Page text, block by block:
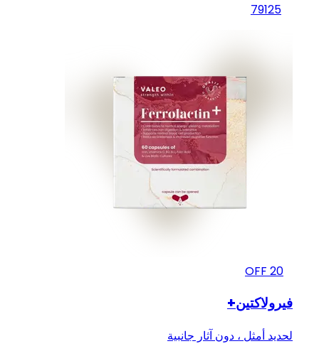
79125
20
فيرولاكتين+
لحديد أمثل ، دون آثار جانبية